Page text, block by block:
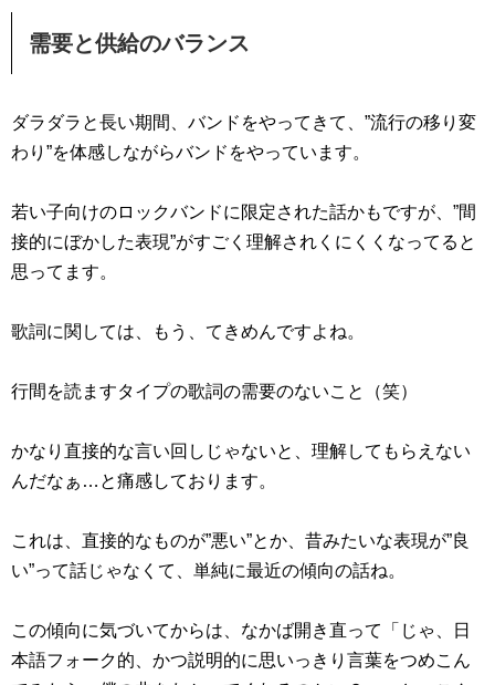
需要と供給のバランス
ダラダラと長い期間、バンドをやってきて、”流行の移り変
わり”を体感しながらバンドをやっています。
若い子向けのロックバンドに限定された話かもですが、”間
接的にぼかした表現”がすごく理解されくにくくなってると
思ってます。
歌詞に関しては、もう、てきめんですよね。
行間を読ますタイプの歌詞の需要のないこと（笑）
かなり直接的な言い回しじゃないと、理解してもらえない
んだなぁ…と痛感しております。
これは、直接的なものが”悪い”とか、昔みたいな表現が”良
い”って話じゃなくて、単純に最近の傾向の話ね。
この傾向に気づいてからは、なかば開き直って「じゃ、日
本語フォーク的、かつ説明的に思いっきり言葉をつめこん